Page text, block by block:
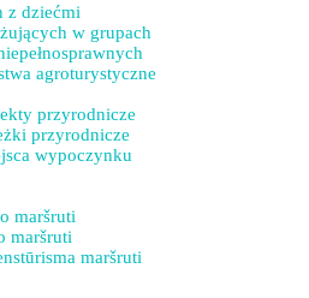
z dziećmi
w grupach
agroturystyczne
przyrodnicze
przyrodnicze
wypoczynku
maršruti
maršruti
maršruti